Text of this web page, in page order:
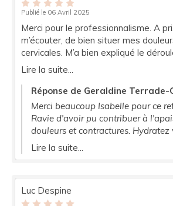
Publié le 06 Avril 2025
Merci pour le professionnalisme. A
m’écouter, de bien situer mes
cervicales. M’a bien expliqué le
séance et l’obligation pour moi de ne
apaisée et moins douloureuse
qui m’a permis de partir plus
end.
Lire la suite...
Réponse de Geraldine Terrade-
Merci beaucoup Isabelle pour ce
Ravie d'avoir pu contribuer à
douleurs et contractures. Hydratez
vous !
Lire la suite...
Luc Despine